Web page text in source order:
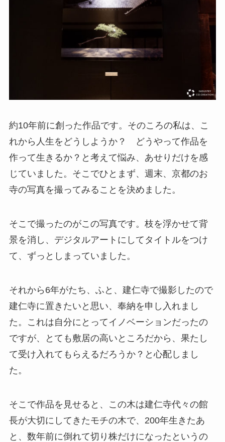
約10年前に創った作品です。そのころの私は、こ
れから人生をどうしようか？ どうやって作品を
作って生きるか？と考えて悩み、あせりだけを感
じていました。そこでひとまず、週末、京都のお
寺の写真を撮ってみることを決めました。
そこで撮ったのがこの写真です。枝を浮かせて背
景を消し、デジタルアートにしてタイトルをつけ
て、ずっとしまっていました。
それから6年がたち、ふと、建仁寺で撮影したので
建仁寺に置きたいと思い、奉納を申し入れまし
た。これは自分にとってイノベーションだったの
ですが、とても敷居の高いところだから、果たし
て受け入れてもらえるだろうか？と心配しまし
た。
そこで作品を見せると、この木は建仁寺代々の館
長が大切にしてきたモチの木で、200年生きたあ
と、数年前に倒れて切り株だけになったというの